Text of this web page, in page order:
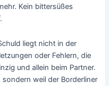
Kein bittersüßes
liegt nicht in der
oder Fehlern, die
und allein beim Partner.
weil der Borderliner